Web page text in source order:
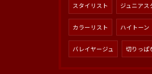
スタイリスト ジュニアス
カラーリスト ハイトーン
バレイヤージュ 切りっぱ